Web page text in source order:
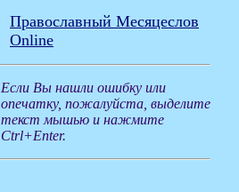
Православный Месяцеслов
Online
Если Вы нашли ошибку или
опечатку, пожалуйста, выделите
текст мышью и нажмите
Ctrl+Enter.